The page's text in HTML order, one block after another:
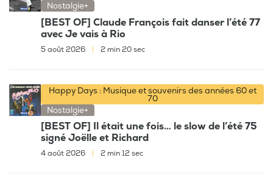
Nostalgie+
[BEST OF] Claude François fait danser l’été 77
avec Je vais à Rio
5 août 2026 2 min 20 sec
Happy Days : Musique et souvenirs des années 60 et
70
Nostalgie+
[BEST OF] Il était une fois… le slow de l’été 75
signé Joëlle et Richard
4 août 2026 2 min 12 sec